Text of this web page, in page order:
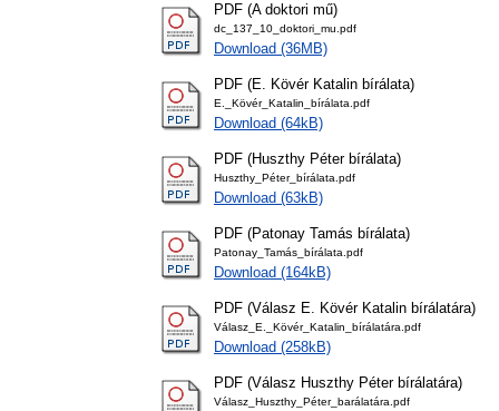
PDF (A doktori mű)
dc_137_10_doktori_mu.pdf
Download (36MB)
PDF (E. Kövér Katalin bírálata)
E._Kövér_Katalin_bírálata.pdf
Download (64kB)
PDF (Huszthy Péter bírálata)
Huszthy_Péter_bírálata.pdf
Download (63kB)
PDF (Patonay Tamás bírálata)
Patonay_Tamás_bírálata.pdf
Download (164kB)
PDF (Válasz E. Kövér Katalin bírálatára)
Válasz_E._Kövér_Katalin_bírálatára.pdf
Download (258kB)
PDF (Válasz Huszthy Péter bírálatára)
Válasz_Huszthy_Péter_barálatára.pdf